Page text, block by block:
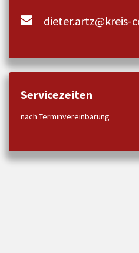
dieter.artz@kreis-
Servicezeiten
nach Terminvereinbarung